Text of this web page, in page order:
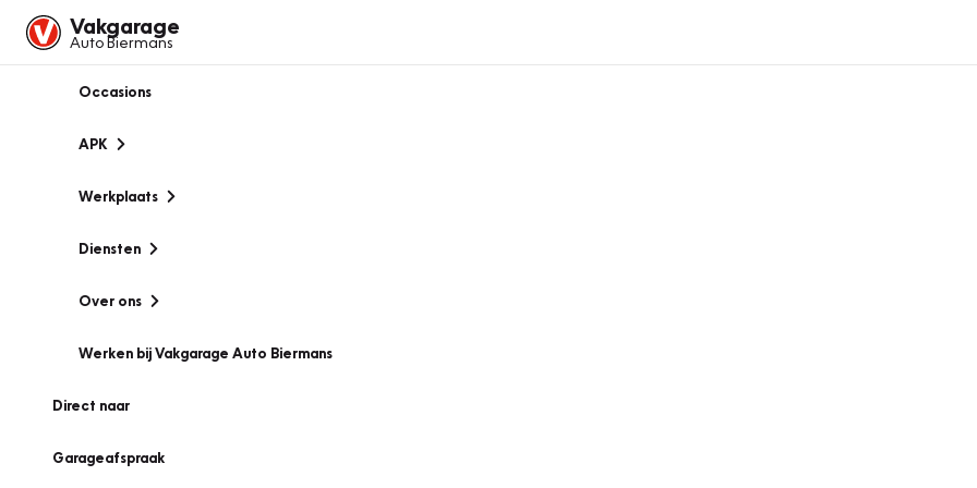
Vakgarage
Auto Biermans
Occasions
APK
Werkplaats
Diensten
Over ons
Werken bij Vakgarage Auto Biermans
Direct naar
Garageafspraak